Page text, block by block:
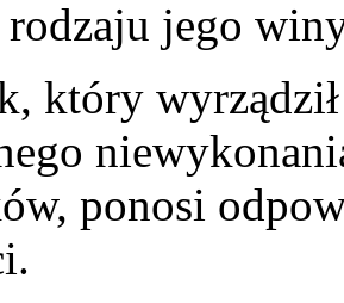
rodzaju jego
który
ponosi